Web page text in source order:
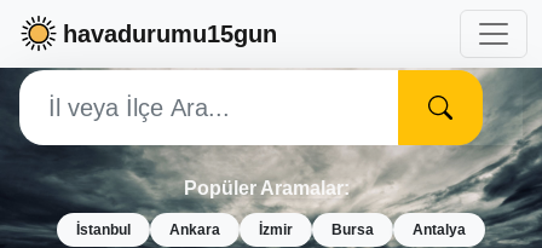
havadurumu15gun
Popüler Aramalar:
İstanbul Ankara İzmir Bursa Antalya